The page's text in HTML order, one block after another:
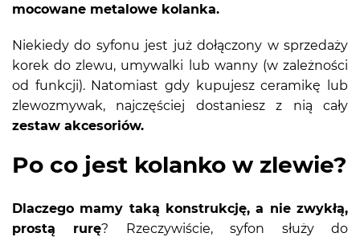
mocowane metalowe kolanka.
Niekiedy do syfonu jest już dołączony w sprzedaży
korek do zlewu, umywalki lub wanny (w zależności
od funkcji). Natomiast gdy kupujesz ceramikę lub
zlewozmywak, najczęściej dostaniesz z nią cały
zestaw akcesoriów.
Po co jest kolanko w zlewie?
Dlaczego mamy taką konstrukcję, a nie zwykłą,
prostą rurę? Rzeczywiście, syfon służy do